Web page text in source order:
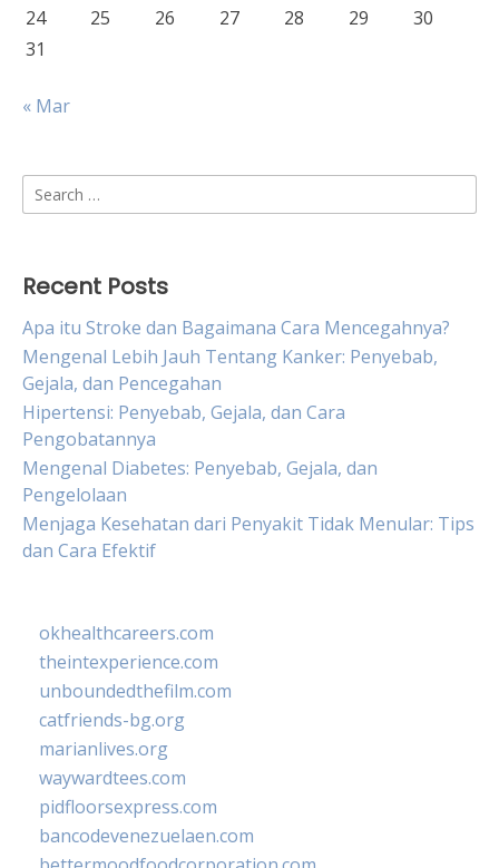
24
25 26 27 28 29
30
31
« Mar
Search
for:
Recent Posts
Apa itu Stroke dan Bagaimana Cara Mencegahnya?
Mengenal Lebih Jauh Tentang Kanker: Penyebab,
Gejala, dan Pencegahan
Hipertensi: Penyebab, Gejala, dan Cara
Pengobatannya
Mengenal Diabetes: Penyebab, Gejala, dan
Pengelolaan
Menjaga Kesehatan dari Penyakit Tidak Menular: Tips
dan Cara Efektif
okhealthcareers.com
theintexperience.com
unboundedthefilm.com
catfriends-bg.org
marianlives.org
waywardtees.com
pidfloorsexpress.com
bancodevenezuelaen.com